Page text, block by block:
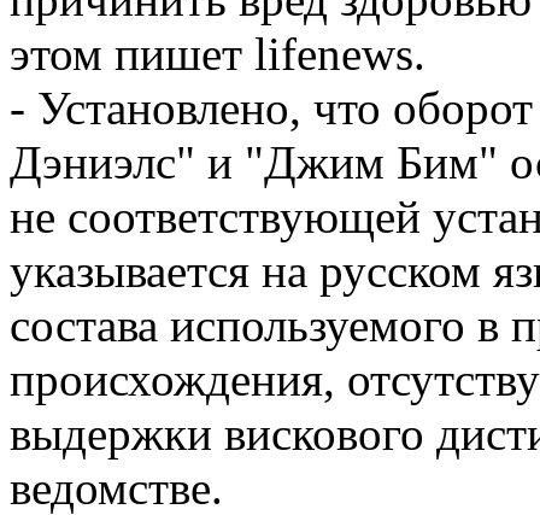
этом пишет lifenews.
- Установлено, что
Дэниэлс" и "Джим Бим"
не соответствующей
указывается на русском
состава используемого в
происхождения,
выдержки вискового
ведомстве.